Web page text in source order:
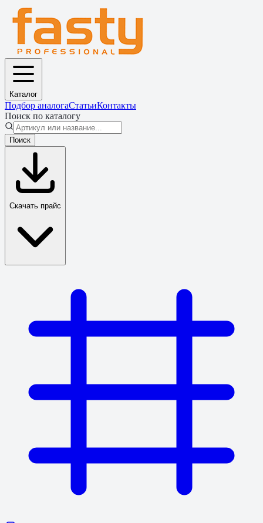
Каталог
Подбор аналогаСтатьиКонтакты
Поиск по каталогу
Поиск
Скачать прайс